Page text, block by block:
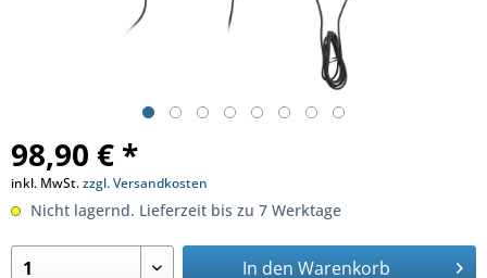
98,90 € *
inkl. MwSt.zzgl. Versandkosten
Nicht lagernd. Lieferzeit bis zu 7 Werktage
In den Warenkorb